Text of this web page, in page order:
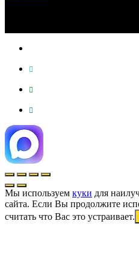
Мы используем куки для
сайта. Если Вы продолжите
считать что Вас это устраивает.